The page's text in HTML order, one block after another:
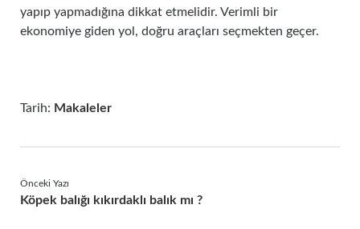
yapıp yapmadığına dikkat etmelidir. Verimli bir
ekonomiye giden yol, doğru araçları seçmekten geçer.
Tarih: Makaleler
Önceki Yazı
Köpek balığı kıkırdaklı balık mı ?